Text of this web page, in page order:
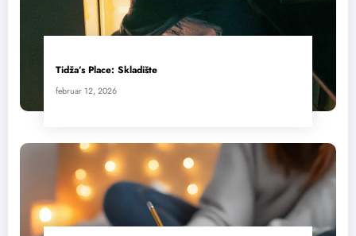
Tidža’s Place: Skladište
februar 12, 2026